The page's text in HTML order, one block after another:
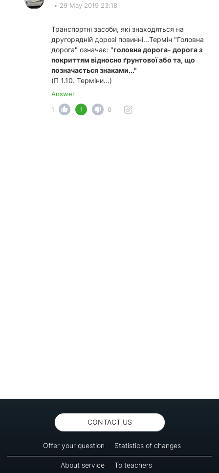
• 29 May 2019 23:18
Транспортні засоби, які знаходяться на
другорядній дорозі повинні...Термін "Головна
дорога" означає: "головна дорога- дорога з
покриттям відносно ґрунтової або та, що
позначається знаками..."
(П 1.10. Терміни...)
Answer
1
1 0
CONTACT US
Offer your question Statistics of changes
About service
To teachers